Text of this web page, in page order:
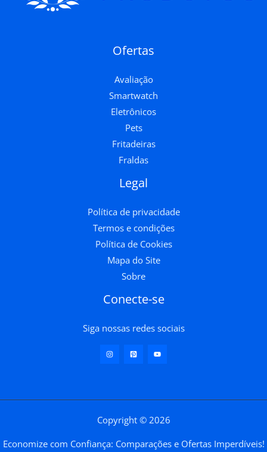
Ofertas
Avaliação
Smartwatch
Eletrônicos
Pets
Fritadeiras
Fraldas
Legal
Política de privacidade
Termos e condições
Política de Cookies
Mapa do Site
Sobre
Conecte-se
Siga nossas redes sociais
Copyright © 2026
Economize com Confiança: Comparações e Ofertas Imperdíveis!